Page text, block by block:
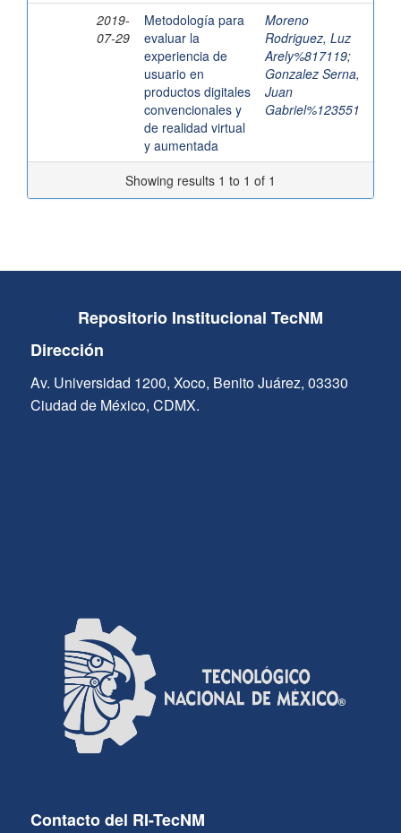
2019-
07-29
Metodología para
evaluar la
experiencia de
usuario en
productos digitales
convencionales y
de realidad virtual
y aumentada
Moreno
Rodriguez, Luz
Arely%817119;
Gonzalez Serna,
Juan
Gabriel%123551
Showing results 1 to 1 of 1
Repositorio Institucional TecNM
Dirección
Av. Universidad 1200, Xoco, Benito Juárez, 03330
Ciudad de México, CDMX.
Contacto del RI-TecNM